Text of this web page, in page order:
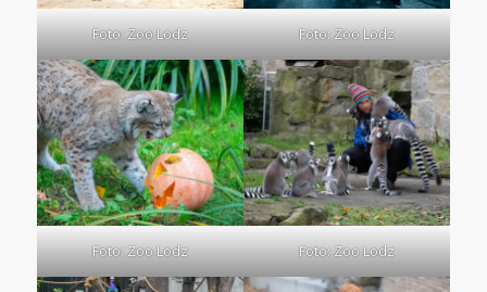
Foto: Zoo Lodz Foto: Zoo Lodz
Foto: Zoo Lodz Foto: Zoo Lodz